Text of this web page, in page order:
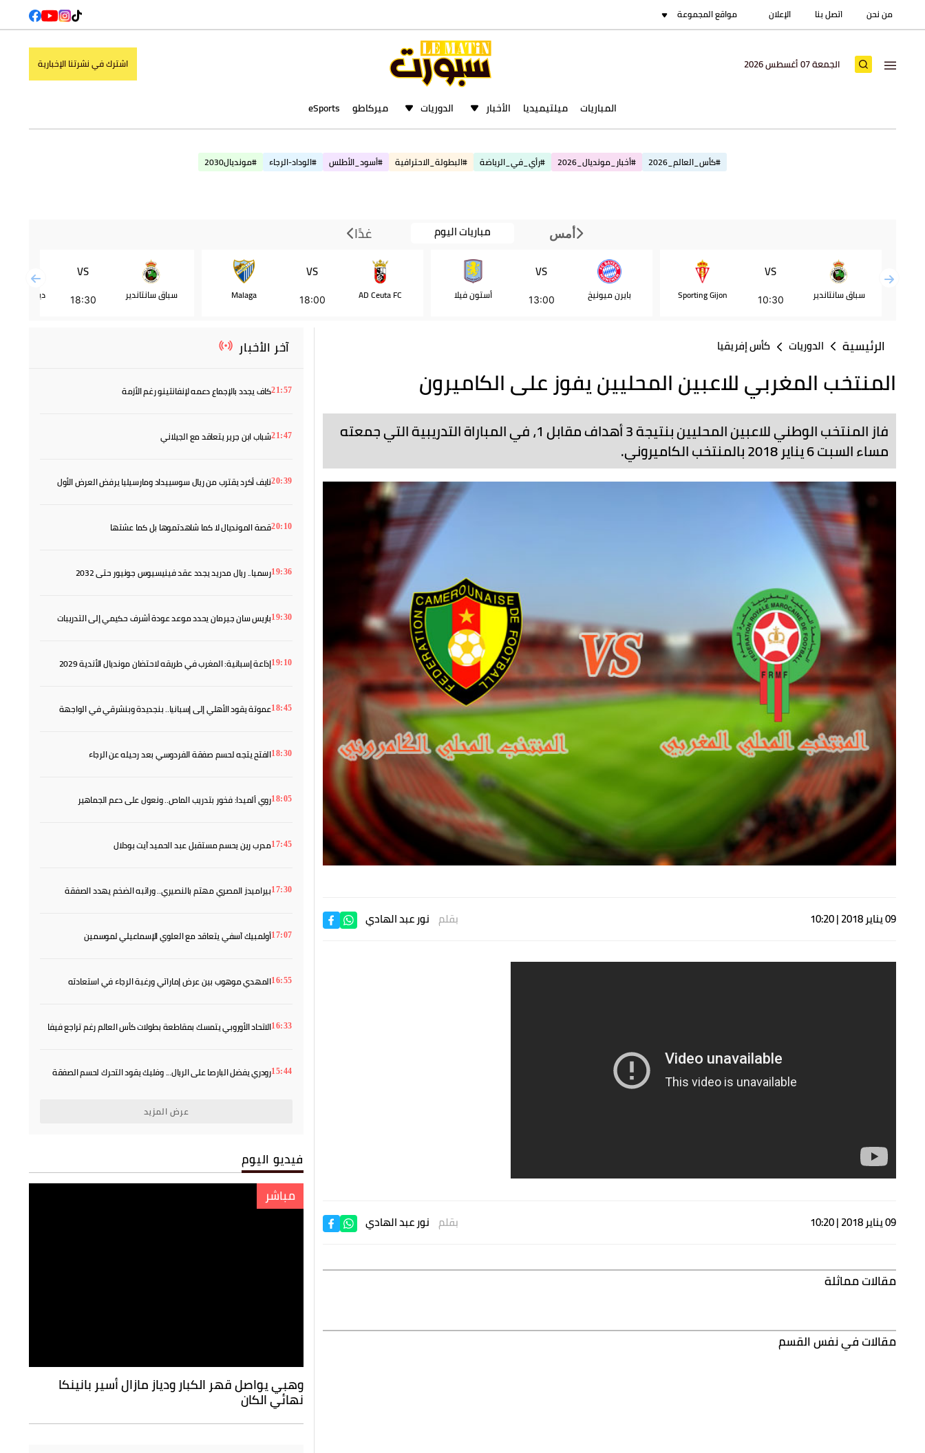
من نحن اتصل بنا الإعلان مواقع المجموعة
الجمعة 07 أغسطس 2026 اشترك في نشرتنا الإخبارية
المباريات ميلتيميديا الأخبار الدوريات ميركاطو eSports
#كأس_العالم_2026 #أخبار_مونديال_2026 #رأي_في_الرياضة #البطولة_الاحترافية #أسود_الأطلس #الوداد-الرجاء #مونديال2030
أمس مباريات اليوم غدًا
سباق سانتاندير
VS
10:30
Sporting Gijon بايرن ميونيخ
VS
13:00 أستون فيلا AD Ceuta FC
VS
18:00
Malaga سباق سانتاندير
VS
18:30 ديبورتيفو
الرئيسية الدوريات كأس إفريقيا
المنتخب المغربي للاعبين المحليين يفوز على الكاميرون
فاز المنتخب الوطني للاعبين المحليين بنتيجة 3 أهداف مقابل 1، في المباراة التدريبية التي جمعته
مساء السبت 6 يناير 2018 بالمنتخب الكاميروني.
09 يناير 2018 | 10:20 بقلم نور عبد الهادي
09 يناير 2018 | 10:20 بقلم نور عبد الهادي
مقالات مماثلة
مقالات في نفس القسم
آخر الأخبار
21:57كاف يجدد بالإجماع دعمه لإنفانتينو رغم الأزمة
21:47شباب ابن جرير يتعاقد مع الجيلاني
20:39نايف أكرد يقترب من ريال سوسييداد ومارسيليا يرفض العرض الأول
20:10قصة المونديال لا كما شاهدتموها بل كما عشتها
19:36رسميا.. ريال مدريد يجدد عقد فينيسيوس جونيور حتى 2032
19:30باريس سان جيرمان يحدد موعد عودة أشرف حكيمي إلى التدريبات
19:10إذاعة إسبانية: المغرب في طريقه لاحتضان مونديال الأندية 2029
18:45عموتة يقود الأهلي إلى إسبانيا.. بنجديدة وبنشرقي في الواجهة
18:30الفتح يتجه لحسم صفقة الفردوسي بعد رحيله عن الرجاء
18:05روي ألميدا: فخور بتدريب الماص.. ونعول على دعم الجماهير
17:45مدرب رين يحسم مستقبل عبد الحميد آيت بودلال
17:30بيراميدز المصري مهتم بالنصيري.. وراتبه الضخم يهدد الصفقة
17:07أولمبيك آسفي يتعاقد مع العلوي الإسماعيلي لموسمين
16:55المهدي موهوب بين عرض إماراتي ورغبة الرجاء في استعادته
16:33الاتحاد الأوروبي يتمسك بمقاطعة بطولات كأس العالم رغم تراجع فيفا
15:44رودري يفضل البارصا على الريال... وفليك يقود التحرك لحسم الصفقة
عرض المزيد
فيديو اليوم
مباشر
وهبي يواصل قهر الكبار ودياز مازال أسير بانينكا
نهائي الكان